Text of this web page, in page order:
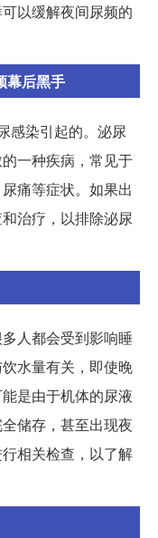
以缓解夜间尿频的
幕后黑手
感染引起的。泌尿
一种疾病，常见于
痛等症状。如果出
治疗，以排除泌尿
人都会受到影响睡
水量有关，即使晚
是由于机体的尿液
储存，甚至出现夜
相关检查，以了解